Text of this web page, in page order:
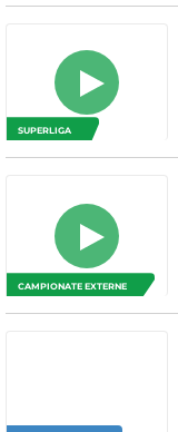
SUPERLIGA
CAMPIONATE EXTERNE